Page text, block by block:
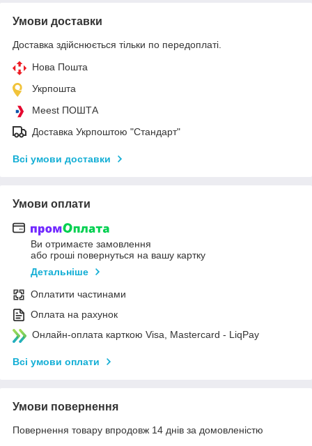
Умови доставки
Доставка здійснюється тільки по передоплаті.
Нова Пошта
Укрпошта
Meest ПОШТА
Доставка Укрпоштою "Стандарт"
Всі умови доставки
Умови оплати
Ви отримаєте замовлення
або гроші повернуться на вашу картку
Детальніше
Оплатити частинами
Оплата на рахунок
Онлайн-оплата карткою Visa, Mastercard - LiqPay
Всі умови оплати
Умови повернення
Повернення товару впродовж 14 днів за домовленістю